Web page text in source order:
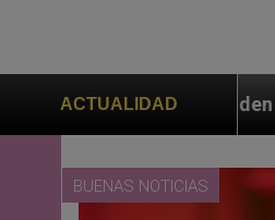
ACTUALIDAD
ayuda a Marco Rubio ante
BUENAS NOTICIAS